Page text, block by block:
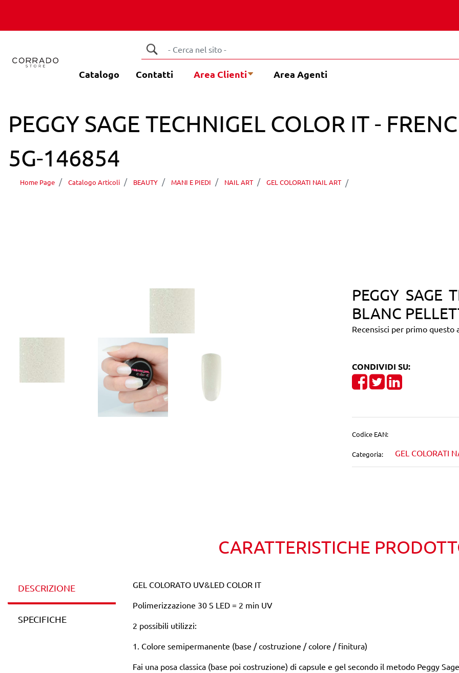
Catalogo Contatti Area Clienti Area Agenti
PEGGY SAGE TECHNIGEL COLOR IT -
5G-146854
Home Page Catalogo Articoli BEAUTY MANI E PIEDI NAIL ART GEL COLORATI NAIL ART
PEGGY SAGE
BLANC
Recensisci per primo questo
CONDIVIDI SU:
Share on Facebook
TweetShare on
Codice EAN:
Categoria: GEL COLORATI
CARATTERISTICHE
DESCRIZIONE
SPECIFICHE
GEL COLORATO UV&LED COLOR IT
Polimerizzazione 30 S LED = 2 min UV
2 possibili utilizzi:
1. Colore semipermanente (base / costruzione / colore / finitura)
Fai una posa classica (base poi costruzione) di capsule e gel secondo il metodo Peggy